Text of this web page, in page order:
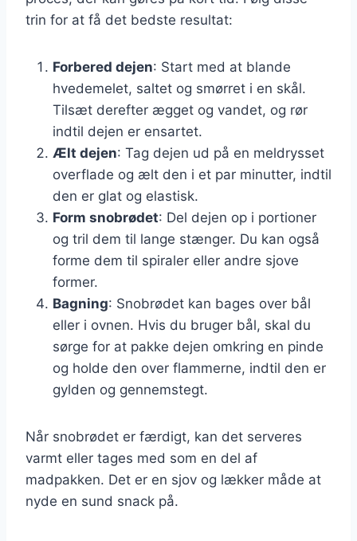
trin for at få det bedste resultat:
Forbered dejen: Start med at blande
hvedemelet, saltet og smørret i en skål.
Tilsæt derefter ægget og vandet, og rør
indtil dejen er ensartet.
Ælt dejen: Tag dejen ud på en meldrysset
overflade og ælt den i et par minutter, indtil
den er glat og elastisk.
Form snobrødet: Del dejen op i portioner
og tril dem til lange stænger. Du kan også
forme dem til spiraler eller andre sjove
former.
Bagning: Snobrødet kan bages over bål
eller i ovnen. Hvis du bruger bål, skal du
sørge for at pakke dejen omkring en pinde
og holde den over flammerne, indtil den er
gylden og gennemstegt.
Når snobrødet er færdigt, kan det serveres
varmt eller tages med som en del af
madpakken. Det er en sjov og lækker måde at
nyde en sund snack på.